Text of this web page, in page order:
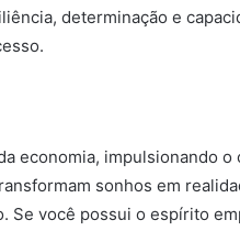
determinação e
economia, impulsionando o
sonhos em
Se você possui o espírito